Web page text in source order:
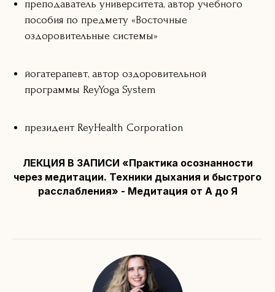
преподаватель университета, автор учебного
пособия по предмету «Восточные
оздоровительные системы»
йогатерапевт, автор оздоровительной
программы ReyYoga System
президент ReyHealth Corporation
ЛЕКЦИЯ В ЗАПИСИ «Практика осознанности
через медитации. Техники дыхания и быстрого
расслабления» - Медитация от А до Я